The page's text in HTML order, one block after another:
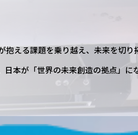
える課題を乗り越え、未来を切
本が「世界の未来創造の拠点」